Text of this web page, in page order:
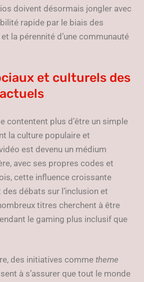
doivent désormais jongler avec
rapide par le biais des
la pérennité d’une communauté
et culturels des
contentent plus d’être un simple
la culture populaire et
est devenu un médium
avec ses propres codes et
cette influence croissante
débats sur l’inclusion et
titres cherchent à être
le gaming plus inclusif que
des initiatives comme theme
à s’assurer que tout le monde